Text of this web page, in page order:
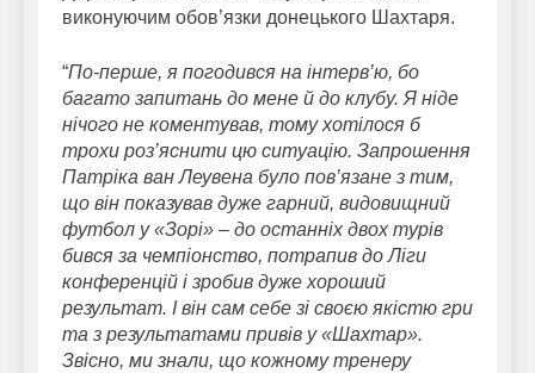
виконуючим обов’язки донецького Шахтаря.
“По-перше, я погодився на інтерв’ю, бо
багато запитань до мене й до клубу. Я ніде
нічого не коментував, тому хотілося б
трохи роз’яснити цю ситуацію. Запрошення
Патріка ван Леувена було пов’язане з тим,
що він показував дуже гарний, видовищний
футбол у «Зорі» – до останніх двох турів
бився за чемпіонство, потрапив до Ліги
конференцій і зробив дуже хороший
результат. І він сам себе зі своєю якістю гри
та з результатами привів у «Шахтар».
Звісно, ми знали, що кожному тренеру